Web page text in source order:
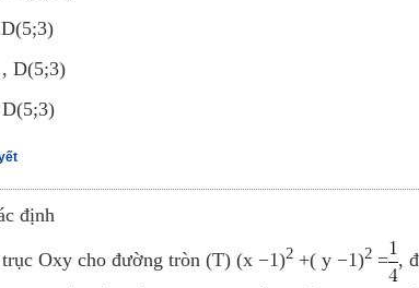
D(5;3)
định
Oxy cho đường tròn (T) (x −1)2 +( y −1)2 = ,